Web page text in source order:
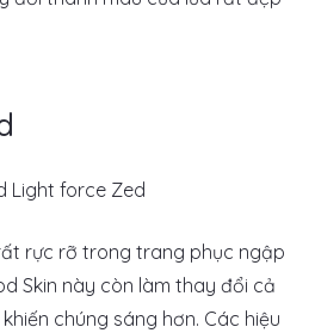
rực rỡ trong trang phục ngập
Skin này còn làm thay đổi cả
chúng sáng hơn. Các hiệu